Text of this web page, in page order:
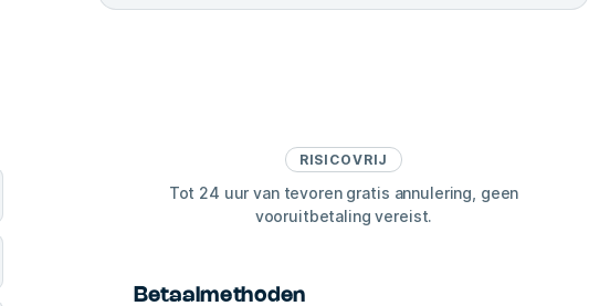
RISICOVRIJ
Tot 24 uur van tevoren gratis annulering, geen
vooruitbetaling vereist.
Betaalmethoden